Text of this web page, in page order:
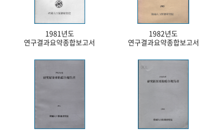
1981년도
연구결과요약종합보고서
1982년도
연구결과요약종합보고서